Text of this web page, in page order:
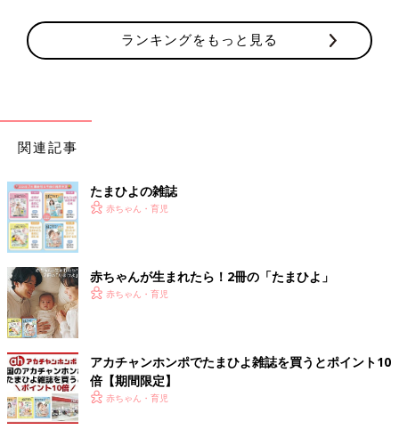
ランキングをもっと見る
関連記事
たまひよの雑誌
赤ちゃん・育児
赤ちゃんが生まれたら！2冊の「たまひよ」
赤ちゃん・育児
アカチャンホンポでたまひよ雑誌を買うとポイント10
倍【期間限定】
赤ちゃん・育児